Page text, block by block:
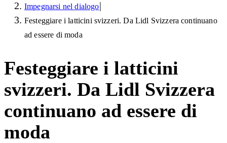
Impegnarsi nel dialogo|
Festeggiare i latticini svizzeri. Da Lidl Svizzera continuano
ad essere di moda
Festeggiare i latticini
svizzeri. Da Lidl Svizzera
continuano ad essere di
moda